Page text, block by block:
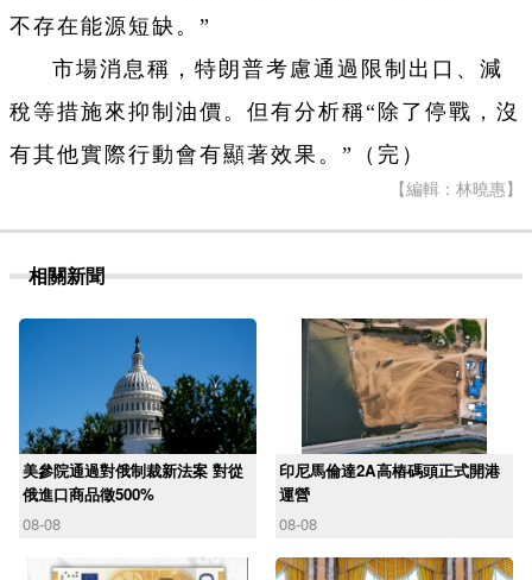
不存在能源短缺。”
市場消息稱，特朗普考慮通過限制出口、減
稅等措施來抑制油價。但有分析稱“除了停戰，沒
有其他實際行動會有顯著效果。”（完）
【編輯：林曉惠】
相關新聞
美參院通過對俄制裁新法案 對從
俄進口商品徵500%
08-08
印尼馬倫達2A高樁碼頭正式開港
運營
08-08